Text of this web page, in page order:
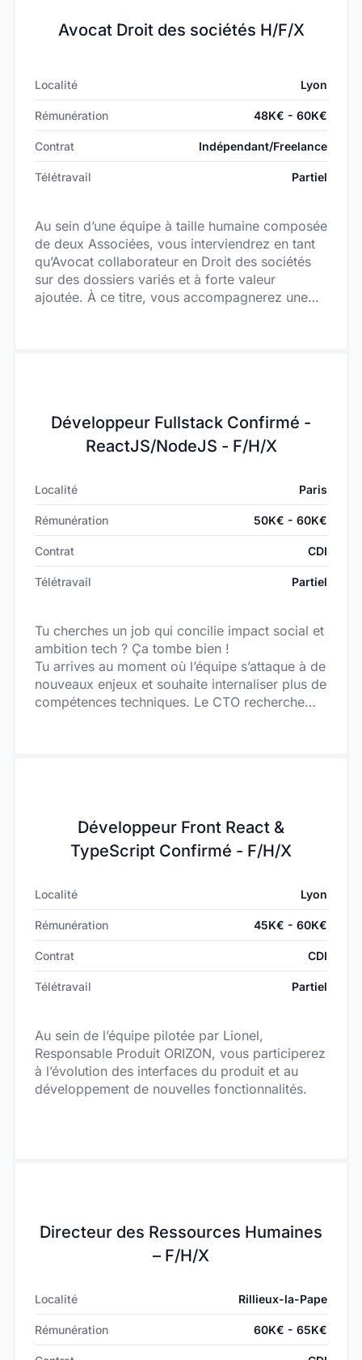
Avocat Droit des sociétés H/F/X
Localité Lyon
Rémunération 48K€ - 60K€
Contrat Indépendant/Freelance
Télétravail Partiel
Au sein d’une équipe à taille humaine composée
de deux Associées, vous interviendrez en tant
qu’Avocat collaborateur en Droit des sociétés
sur des dossiers variés et à forte valeur
ajoutée. À ce titre, vous accompagnerez une
Développeur Fullstack Confirmé -
ReactJS/NodeJS - F/H/X
Localité Paris
Rémunération 50K€ - 60K€
Contrat CDI
Télétravail Partiel
Tu cherches un job qui concilie impact social et
ambition tech ? Ça tombe bien !
Tu arrives au moment où l’équipe s’attaque à de
nouveaux enjeux et souhaite internaliser plus de
compétences techniques. Le CTO recherche
actuelle compte 30 collaborateurs :
Développeurs / Testeurs / Designers / Chefs de
projet / Gestionnaires de parcs informatiques.
CTO et 4 autres Devs Fullstack. Tu échangeras
de challenger les futures fonctionnalités du
produit.
Développeur Front React &
TypeScript Confirmé - F/H/X
Localité Lyon
Rémunération 45K€ - 60K€
Contrat CDI
Télétravail Partiel
Au sein de l’équipe pilotée par Lionel,
Responsable Produit ORIZON, vous participerez
à l’évolution des interfaces du produit et au
développement de nouvelles fonctionnalités.
Directeur des Ressources Humaines
– F/H/X
Localité Rillieux-la-Pape
Rémunération 60K€ - 65K€